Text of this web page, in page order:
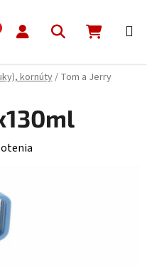
Hľadať
kornúty/ Tom a Jerry
z 5 hviezdičiek.